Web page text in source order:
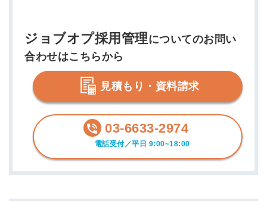
ジョブオプ採用管理についてのお問い
合わせはこちらから
見積もり・資料請求
03-6633-2974
電話受付／平日 9:00~18:00